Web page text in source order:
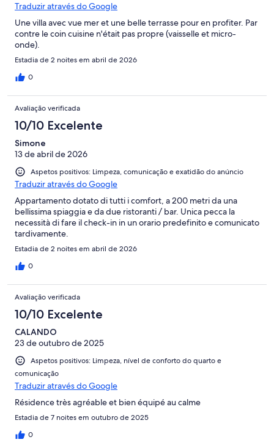
Traduzir através do Google
Une villa avec vue mer et une belle terrasse pour en profiter. Par
contre le coin cuisine n'était pas propre (vaisselle et micro-
onde).
Estadia de 2 noites em abril de 2026
0
Avaliação verificada
10/10 Excelente
Simone
13 de abril de 2026
Aspetos positivos: Limpeza, comunicação e exatidão do anúncio
Traduzir através do Google
Appartamento dotato di tutti i comfort, a 200 metri da una
bellissima spiaggia e da due ristoranti / bar. Unica pecca la
necessità di fare il check-in in un orario predefinito e comunicato
tardivamente.
Estadia de 2 noites em abril de 2026
0
Avaliação verificada
10/10 Excelente
CALANDO
23 de outubro de 2025
Aspetos positivos: Limpeza, nível de conforto do quarto e
comunicação
Traduzir através do Google
Résidence très agréable et bien équipé au calme
Estadia de 7 noites em outubro de 2025
0